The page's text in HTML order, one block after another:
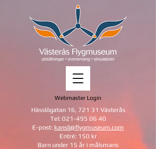
Hässlögatan 16, 721 31 Västerås
Tel: 021-495 06 40
E-post: kansli@flygmuseum.com
Entré: 150 kr
Barn under 15 år i målsmans
Webmaster Login